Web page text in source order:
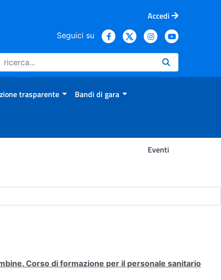
Accedi
Seguici su
trasparente Bandi di gara
Eventi
Corso di formazione per il personale sanitario